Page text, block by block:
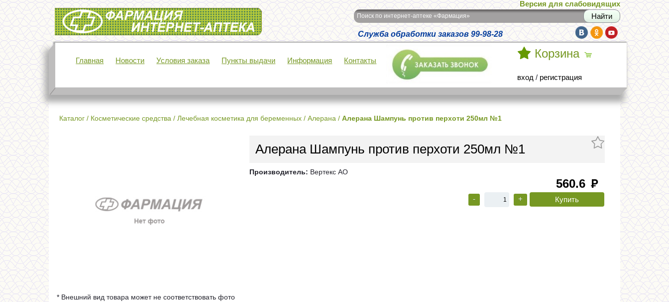
Интернет-аптека Фармация
Версия для слабовидящих
Поиск по интернет-аптеке «Фармация»
Служба обработки заказов 99-98-28
Главная Новости Условия заказа Пункты выдачи Информация Контакты
Корзина
вход / регистрация
Каталог / Косметические средства / Лечебная косметика для беременных / Алерана / Алерана Шампунь против перхоти 250мл №1
Алерана Шампунь против перхоти 250мл №1
Производитель: Вертекс АО
560.6 руб
- +
* Внешний вид товара может не соответствовать фото